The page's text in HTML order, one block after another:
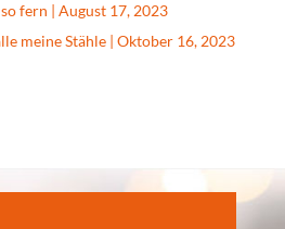
fern | August 17, 2023
meine Stähle | Oktober 16, 2023